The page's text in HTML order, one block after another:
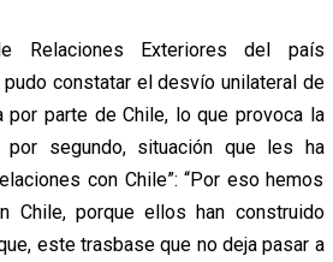
Relaciones Exteriores del país
constatar el desvío unilateral de
por parte de Chile, lo que provoca la
segundo, situación que les ha
con Chile”: “Por eso hemos
Chile, porque ellos han construido
este trasbase que no deja pasar a